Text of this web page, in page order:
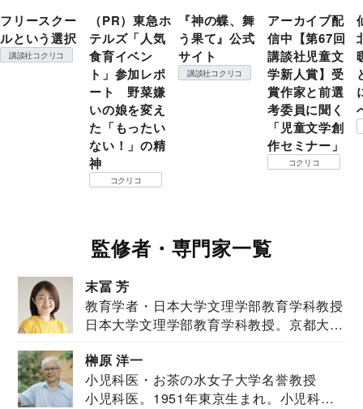
フリースクー
ルという選択
講談社コクリコ
（PR）東急ホ
テルズ「人気
食育イベン
ト」参加レポ
ート 野菜嫌
いの娘を変え
た「もったい
ない！」の精
神
コクリコ
『神の蝶、舞
う果て』公式
サイト
講談社コクリコ
アーカイブ配
信中【第67回
講談社児童文
学新人賞】受
賞作家と前選
考委員に聞く
「児童文学創
作セミナー」
コクリコ
監修者・専門家一覧
末冨 芳
教育学者・日本大学文理学部教育学科教授
日本大学文理学部教育学科教授。京都大学
榊原 洋一
小児科医・お茶の水女子大学名誉教授
小児科医。1951年東京生まれ。小児科